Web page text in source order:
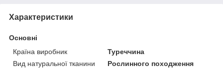
Характеристики
Основні
Країна виробник
Туреччина
Вид натуральної тканини
Рослинного походження